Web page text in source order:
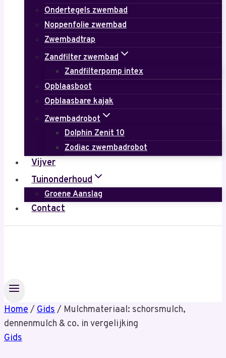
Ondertegels zwembad
Noppenfolie zwembad
Zwembadtrap
Zandfilter zwembad
Zandfilterpomp intex
Opblaasboot
Opblaasbare kajak
Zwembadrobot
Dolphin Zenit 10
Zodiac zwembadrobot
Vijver
Tuinonderhoud
Groene Aanslag
Contact
Home/ Gids/ Mulchmateriaal: schorsmulch,
dennenmulch & co. in vergelijking
Gids